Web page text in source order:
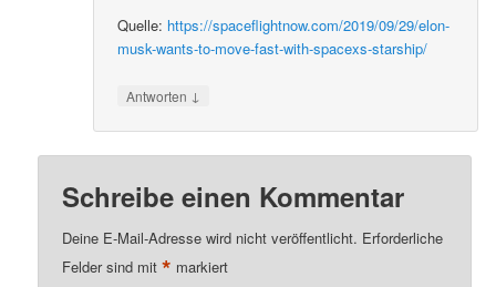
Quelle: https://spaceflightnow.com/2019/09/29/elon-
musk-wants-to-move-fast-with-spacexs-starship/
Antworten ↓
Schreibe einen Kommentar
Deine E-Mail-Adresse wird nicht veröffentlicht. Erforderliche
Felder sind mit* markiert